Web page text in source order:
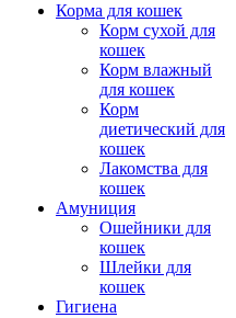
Корма для кошек
Корм сухой для
кошек
Корм влажный
для кошек
Корм
диетический для
кошек
Лакомства для
кошек
Амуниция
Ошейники для
кошек
Шлейки для
кошек
Гигиена